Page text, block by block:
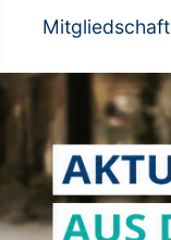
Mitgliedschaft